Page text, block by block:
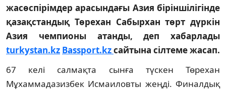
жасөспірімдер арасындағы Азия біріншілігінде
қазақстандық Төрехан Сабырхан төрт дүркін
Азия чемпионы атанды, деп хабарлады
turkystan.kz Bassport.kzсайтына сілтеме жасап.
67 келі салмақта сынға түскен Төрехан
Мұхаммадазизбек Исмаиловты жеңді. Финалдық